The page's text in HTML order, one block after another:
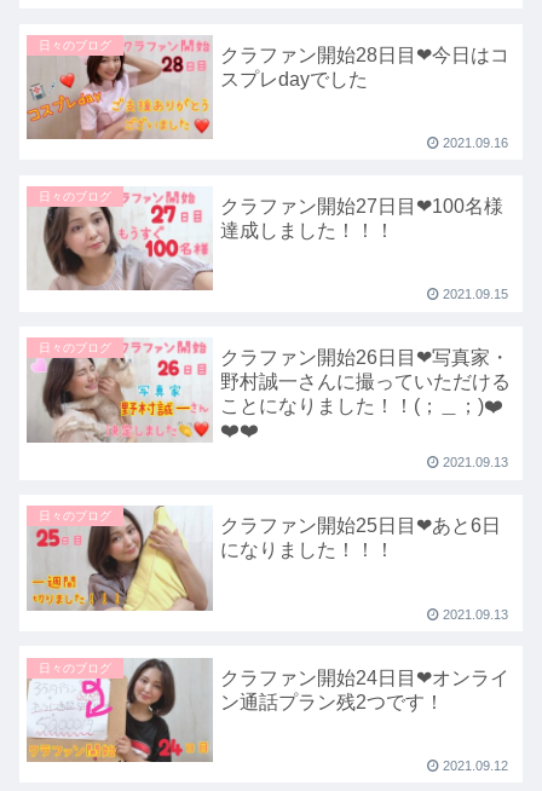
日々のブログ
クラファン開始28日目❤今日はコ
スプレdayでした
2021.09.16
日々のブログ
クラファン開始27日目❤100名様
達成しました！！！
2021.09.15
日々のブログ
クラファン開始26日目❤写真家・
野村誠一さんに撮っていただける
ことになりました！！(；＿；)❤️
❤️❤️
2021.09.13
日々のブログ
クラファン開始25日目❤あと6日
になりました！！！
2021.09.13
日々のブログ
クラファン開始24日目❤オンライ
ン通話プラン残2つです！
2021.09.12